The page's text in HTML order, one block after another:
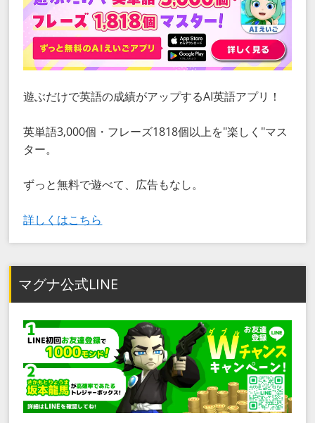
遊ぶだけで英語の成績がアップするAI英語アプリ！
英単語3,000個・フレーズ1818個以上を"楽しく"マス
ター。
ずっと無料で遊べて、広告もなし。
詳しくはこちら
マグナ公式LINE